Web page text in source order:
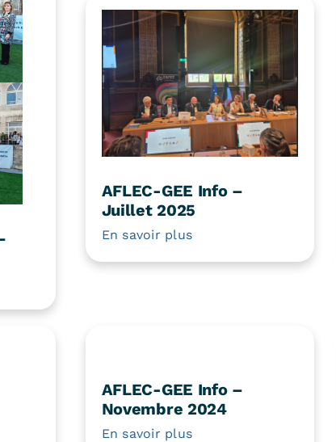
AFLEC-GEE Info –
Juillet 2025
En savoir plus
AFLEC-GEE Info –
Novembre 2024
En savoir plus